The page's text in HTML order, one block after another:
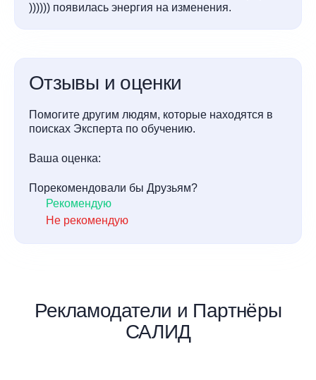
)))))) появилась энергия на изменения.
Отзывы и оценки
Помогите другим людям, которые находятся в
поисках Эксперта по обучению.
Ваша оценка:
Порекомендовали бы Друзьям?
Рекомендую
Не рекомендую
Рекламодатели и Партнёры
САЛИД